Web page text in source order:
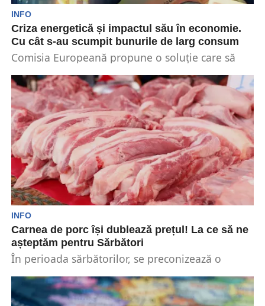
INFO
Criza energetică și impactul său în economie.
Cu cât s-au scumpit bunurile de larg consum
Comisia Europeană propune o soluție care să
energetică. Continentul este...
INFO
Carnea de porc își dublează prețul! La ce să ne
așteptăm pentru Sărbători
În perioada sărbătorilor, se preconizează o
până la...